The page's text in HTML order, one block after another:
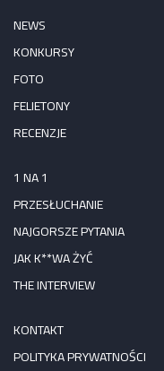
NEWS
KONKURSY
FOTO
FELIETONY
RECENZJE
1 NA 1
PRZESŁUCHANIE
NAJGORSZE PYTANIA
JAK K**WA ŻYĆ
THE INTERVIEW
KONTAKT
POLITYKA PRYWATNOŚCI